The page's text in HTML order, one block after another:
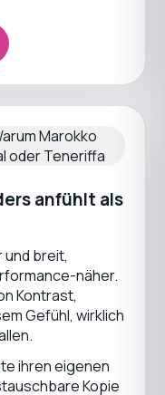
anfühlt als
breit,
näher.
Kontrast,
Gefühl, wirklich
ihren eigenen
Kopie